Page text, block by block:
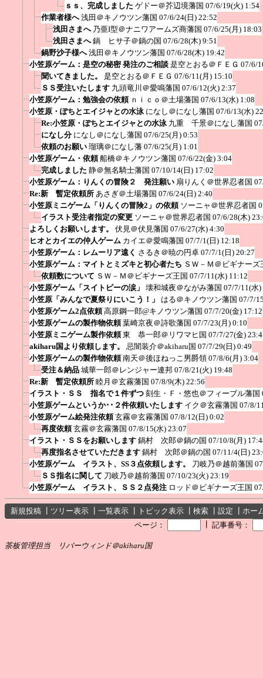
ｓｓ、完成しました ゲドー＠芥辺境藩国 07/6/19(火) 1:54
作業者様へ 浅田＠キノウツン藩国 07/6/24(日) 22:52
浅田さまへ 乃亜I型＠ナニワアームズ商藩国 07/6/25(月) 18:03
浅田さまへ 鍋 ヒサ子＠鍋の国 07/6/28(木) 9:51
鍋野沙子様へ 浅田＠キノウツン藩国 07/6/28(木) 19:42
小笠原ゲーム：是空の秘密 発注のご相談 是空とおる＠ＦＥＧ 07/6/
聞いてきました。
是空とおる＠ＦＥＧ 07/6/11(月) 15:10
ＳＳ受注いたします 九頭竜川＠愛鳴藩国 07/6/12(火) 2:37
小笠原ゲーム：勉強会の依頼 ｎｉｃｏ＠土場藩国 07/6/13(水) 1:08
小笠原・ぽちとエイジャとの水泳 になし＠になし藩国 07/6/13(水)
Re:小笠原・ぽちとエイジャとの水泳 九重 千景＠になし藩国
になし分 になし＠になし藩国 07/6/25(月) 0:53
依頼のお願い 瑠璃＠になし藩 07/6/25(月) 1:01
小笠原ゲーム・依頼 船橋＠キノウツン藩国 07/6/22(金) 3:04
完成しました 静＠無名騎士藩国 07/10/14(日) 17:02
小笠原ゲーム：りんくの冒険２ 発注願い 扇りんく＠世界忍者国
Re:新 暫定依頼所 あさぎ＠土場藩国 07/6/24(日) 2:40
小笠原ミニゲーム「りんくの冒険2」の依頼 ソーニャ＠世界忍者国
イラスト受注者指定の変更 ソーニャ＠世界忍者国 07/6/28(木)
よろしくお願いします。
伏見＠伏見藩国 07/6/27(水) 4:30
ヒオとカイエの仲人ゲーム カイエ＠愛鳴藩国 07/7/1(日) 12:18
小笠原ゲーム：レムーリア遠く さるき＠暁の円卓 07/7/1(日) 20:27
小笠原ゲーム：マイトとミズキと初心者たち ＳＷ－Ｍ＠ビギナーズ
依頼数について ＳＷ－Ｍ＠ビギナーズ王国 07/7/11(水) 11:12
小笠原ゲーム「スイトピーの涙」
壊和城夜＠ながみ藩国 07/7/11(水)
小笠原「みんなで夏祭りにいこう！」
はる＠キノウツン藩国 07/7/
小笠原ゲーム2点依頼 高原鋼一郎@キノウツン藩国 07/7/20(金) 17:12
小笠原ゲームの製作物依頼 葉崎京夜＠詩歌藩国 07/7/23(月) 0:10
小笠原ミニゲーム製作依頼 東 恭一郎＠リワマヒ国 07/7/27(金)
akiharu国より依頼します。
忌闇装介＠akiharu国 07/7/29(日) 0:49
小笠原ゲームの製作物依頼 南天＠後ほねっこ男爵領 07/8/6(月) 3:04
受注＆納品 城華一郎＠レンジャー連邦 07/8/21(火) 19:48
Re:新 暫定依頼所 睦月＠玄霧藩国 07/8/9(木) 22:56
イラスト・ＳＳ 指名で１件ずつ 刻生・Ｆ・悠也＠フィーブル藩国
小笠原ゲームというか･･２件依頼いたします イク＠玄霧藩国 07/8/
小笠原ゲーム絵発注依頼 玄霧＠玄霧藩国 07/8/12(日) 0:02
再度依頼 玄霧＠玄霧藩国 07/8/15(水) 23:07
イラスト・ＳＳをお願いします 鍋村 次郎＠鍋の国 07/10/8(月)
再度指名させていただきます 鍋村 次郎＠鍋の国 07/11/4(日)
小笠原ゲーム イラスト、SS３点依頼します。
刀岐乃＠越前藩国
ＳＳ指名に関して 刀岐乃＠越前藩国 07/10/23(火) 23:19
小笠原ゲーム イラスト、ＳＳ２点発注 ロッド＠ビギナーズ王国
新規投稿 ツリー表示 一覧表示 トピック表示 検索 設定
ホー
ページ：
記事番号：
茶板管理担当 リバーウィンド＠akiharu国